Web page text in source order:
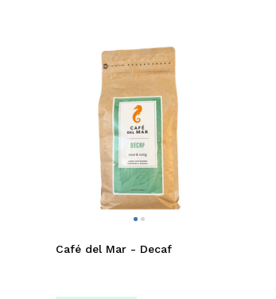
Café del Mar - Decaf